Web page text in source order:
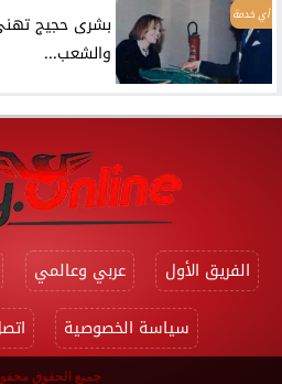
أي خدمة
بشرى حجيج
والشعب...
الفريق الأول عربي وعالمي
سياسة الخصوصية
جميع الحقوق